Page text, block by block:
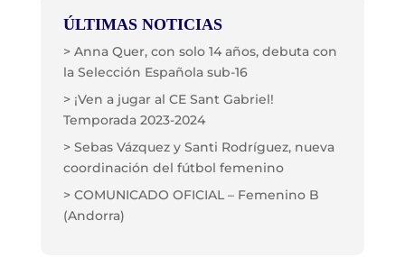
ÚLTIMAS NOTICIAS
> Anna Quer, con solo 14 años, debuta con
la Selección Española sub-16
> ¡Ven a jugar al CE Sant Gabriel!
Temporada 2023-2024
> Sebas Vázquez y Santi Rodríguez, nueva
coordinación del fútbol femenino
> COMUNICADO OFICIAL – Femenino B
(Andorra)